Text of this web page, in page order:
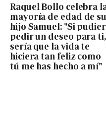
Raquel Bollo celebra
mayoría de edad de
hijo Samuel: "Si
pedir un deseo para ti,
sería que la vida te
hiciera tan feliz como
tú me has hecho a mí"